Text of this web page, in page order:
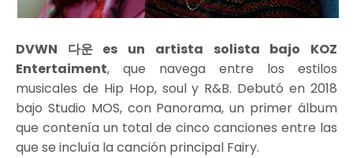
DVWN 다운 es un artista solista bajo KOZ
Entertaiment, que navega entre los estilos
musicales de Hip Hop, soul y R&B. Debutó en 2018
bajo Studio MOS, con Panorama, un primer álbum
que contenía un total de cinco canciones entre las
que se incluía la canción principal Fairy.